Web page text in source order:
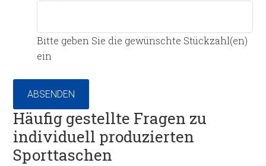
Bitte geben Sie die gewünschte Stückzahl(en)
ein
ABSENDEN
Häufig gestellte Fragen zu
individuell produzierten
Sporttaschen